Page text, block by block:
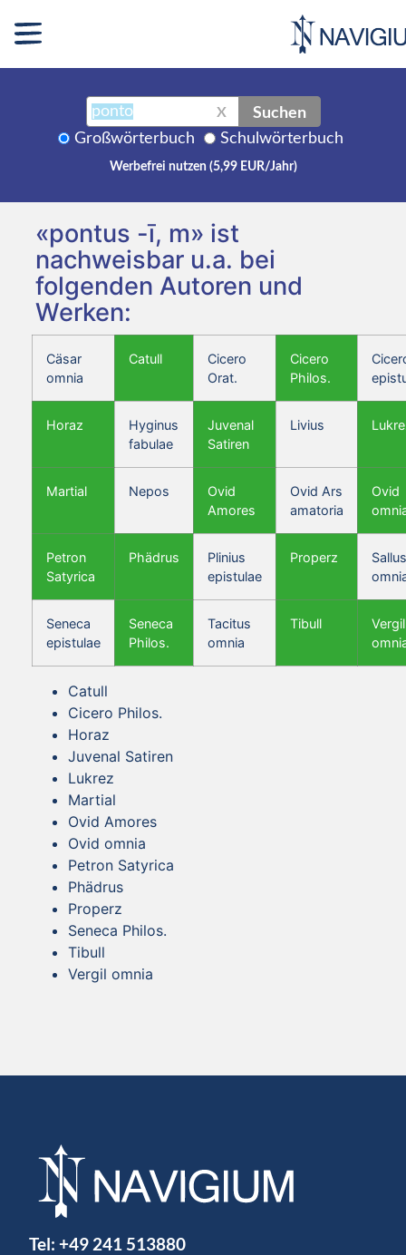
X Suchen
Großwörterbuch Schulwörterbuch
Werbefrei nutzen (5,99 EUR/Jahr)
«pontus -ī, m» ist
nachweisbar u.a. bei
folgenden Autoren und
Werken:
Cäsar
omnia
Catull
Cicero
Orat.
Cicero
Philos.
Horaz
Hyginus
fabulae
Juvenal
Satiren
Livius
Martial Nepos
Ovid
Amores
Ovid Ars
amatoria
Ovid
Petron
Satyrica
Phädrus
Plinius
epistulae
Properz
Seneca
epistulae
Seneca
Philos.
Tacitus
omnia
Tibull
Vergil
Catull
Cicero Philos.
Horaz
Juvenal Satiren
Lukrez
Martial
Ovid Amores
Ovid omnia
Petron Satyrica
Phädrus
Properz
Seneca Philos.
Tibull
Vergil omnia
Tel: +49 241 513880